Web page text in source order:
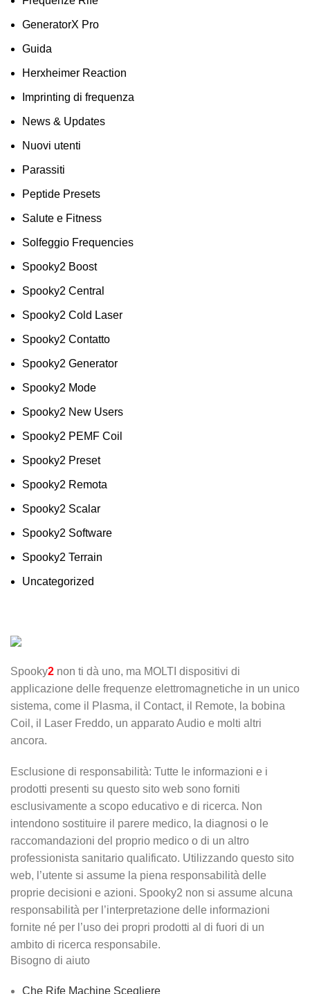
GeneratorX Pro
Guida
Herxheimer Reaction
Imprinting di frequenza
News & Updates
Nuovi utenti
Parassiti
Peptide Presets
Salute e Fitness
Solfeggio Frequencies
Spooky2 Boost
Spooky2 Central
Spooky2 Cold Laser
Spooky2 Contatto
Spooky2 Generator
Spooky2 Mode
Spooky2 New Users
Spooky2 PEMF Coil
Spooky2 Preset
Spooky2 Remota
Spooky2 Scalar
Spooky2 Software
Spooky2 Terrain
Uncategorized
Spooky2 non ti dà uno, ma MOLTI dispositivi di
applicazione delle frequenze elettromagnetiche in un unico
sistema, come il Plasma, il Contact, il Remote, la bobina
Coil, il Laser Freddo, un apparato Audio e molti altri
ancora.
Esclusione di responsabilità: Tutte le informazioni e i
prodotti presenti su questo sito web sono forniti
esclusivamente a scopo educativo e di ricerca. Non
intendono sostituire il parere medico, la diagnosi o le
raccomandazioni del proprio medico o di un altro
professionista sanitario qualificato. Utilizzando questo sito
web, l’utente si assume la piena responsabilità delle
proprie decisioni e azioni. Spooky2 non si assume alcuna
responsabilità per l’interpretazione delle informazioni
fornite né per l’uso dei propri prodotti al di fuori di un
ambito di ricerca responsabile.
Bisogno di aiuto
Che Rife Machine Scegliere